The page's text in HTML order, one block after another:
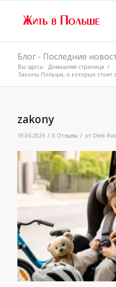
Блог - Последние
Вы здесь: Домашняя страница /
Законы Польши, о которых стоит
zakony
19.06.2026 / 0 Отзывы / от Olek